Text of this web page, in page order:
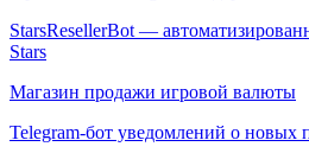
StarsResellerBot —
Stars
Магазин продажи игровой валюты
Telegram-бот уведомлений о новых